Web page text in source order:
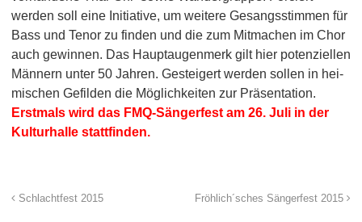
werden soll eine Initiative, um weitere Gesangsstimmen für
Bass und Tenor zu finden und die zum Mitmachen im Chor
auch gewinnen. Das Hauptaugenmerk gilt hier potenziellen
Männern unter 50 Jahren. Gesteigert werden sollen in hei-
mischen Gefilden die Möglichkeiten zur Präsentation.
Erstmals wird das FMQ-Sängerfest am 26. Juli in der
Kulturhalle stattfinden.
Schlachtfest 2015 Fröhlich´sches Sängerfest 2015